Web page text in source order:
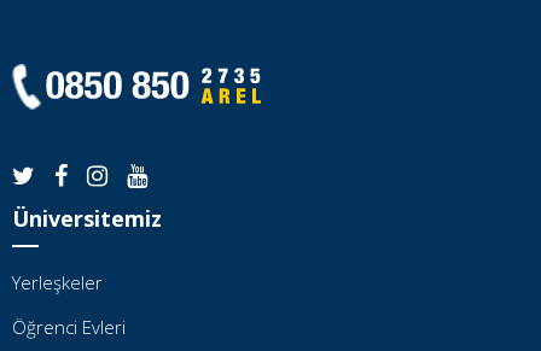
Üniversitemiz
Yerleşkeler
Öğrenci Evleri